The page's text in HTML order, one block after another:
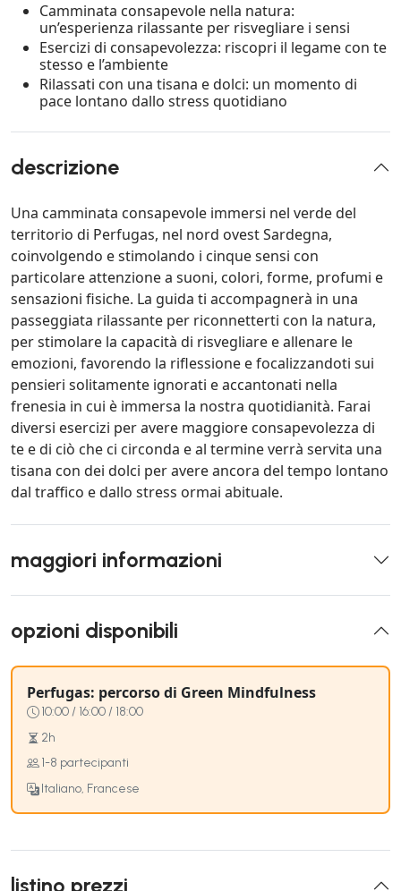
Camminata consapevole nella natura:
un’esperienza rilassante per risvegliare i sensi
Esercizi di consapevolezza: riscopri il legame con te
stesso e l’ambiente
Rilassati con una tisana e dolci: un momento di
pace lontano dallo stress quotidiano
descrizione
Una camminata consapevole immersi nel verde del
territorio di Perfugas, nel nord ovest Sardegna,
coinvolgendo e stimolando i cinque sensi con
particolare attenzione a suoni, colori, forme, profumi e
sensazioni fisiche. La guida ti accompagnerà in una
passeggiata rilassante per riconnetterti con la natura,
per stimolare la capacità di risvegliare e allenare le
emozioni, favorendo la riflessione e focalizzandoti sui
pensieri solitamente ignorati e accantonati nella
frenesia in cui è immersa la nostra quotidianità. Farai
diversi esercizi per avere maggiore consapevolezza di
te e di ciò che ci circonda e al termine verrà servita una
tisana con dei dolci per avere ancora del tempo lontano
dal traffico e dallo stress ormai abituale.
maggiori informazioni
opzioni disponibili
Perfugas: percorso di Green Mindfulness
10:00 / 16:00 / 18:00
2h
1-8 partecipanti
Italiano, Francese
listino prezzi